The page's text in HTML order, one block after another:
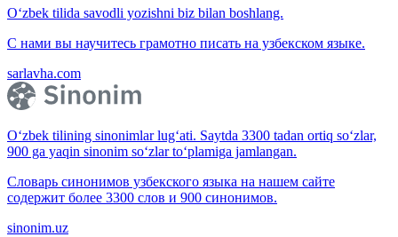
O‘zbek tilida savodli yozishni biz bilan boshlang.
С нами вы научитесь грамотно писать на узбекском языке.
sarlavha.com
O‘zbek tilining sinonimlar lug‘ati. Saytda 3300 tadan ortiq so‘zlar,
900 ga yaqin sinonim so‘zlar to‘plamiga jamlangan.
Словарь синонимов узбекского языка на нашем сайте
содержит более 3300 слов и 900 синонимов.
sinonim.uz